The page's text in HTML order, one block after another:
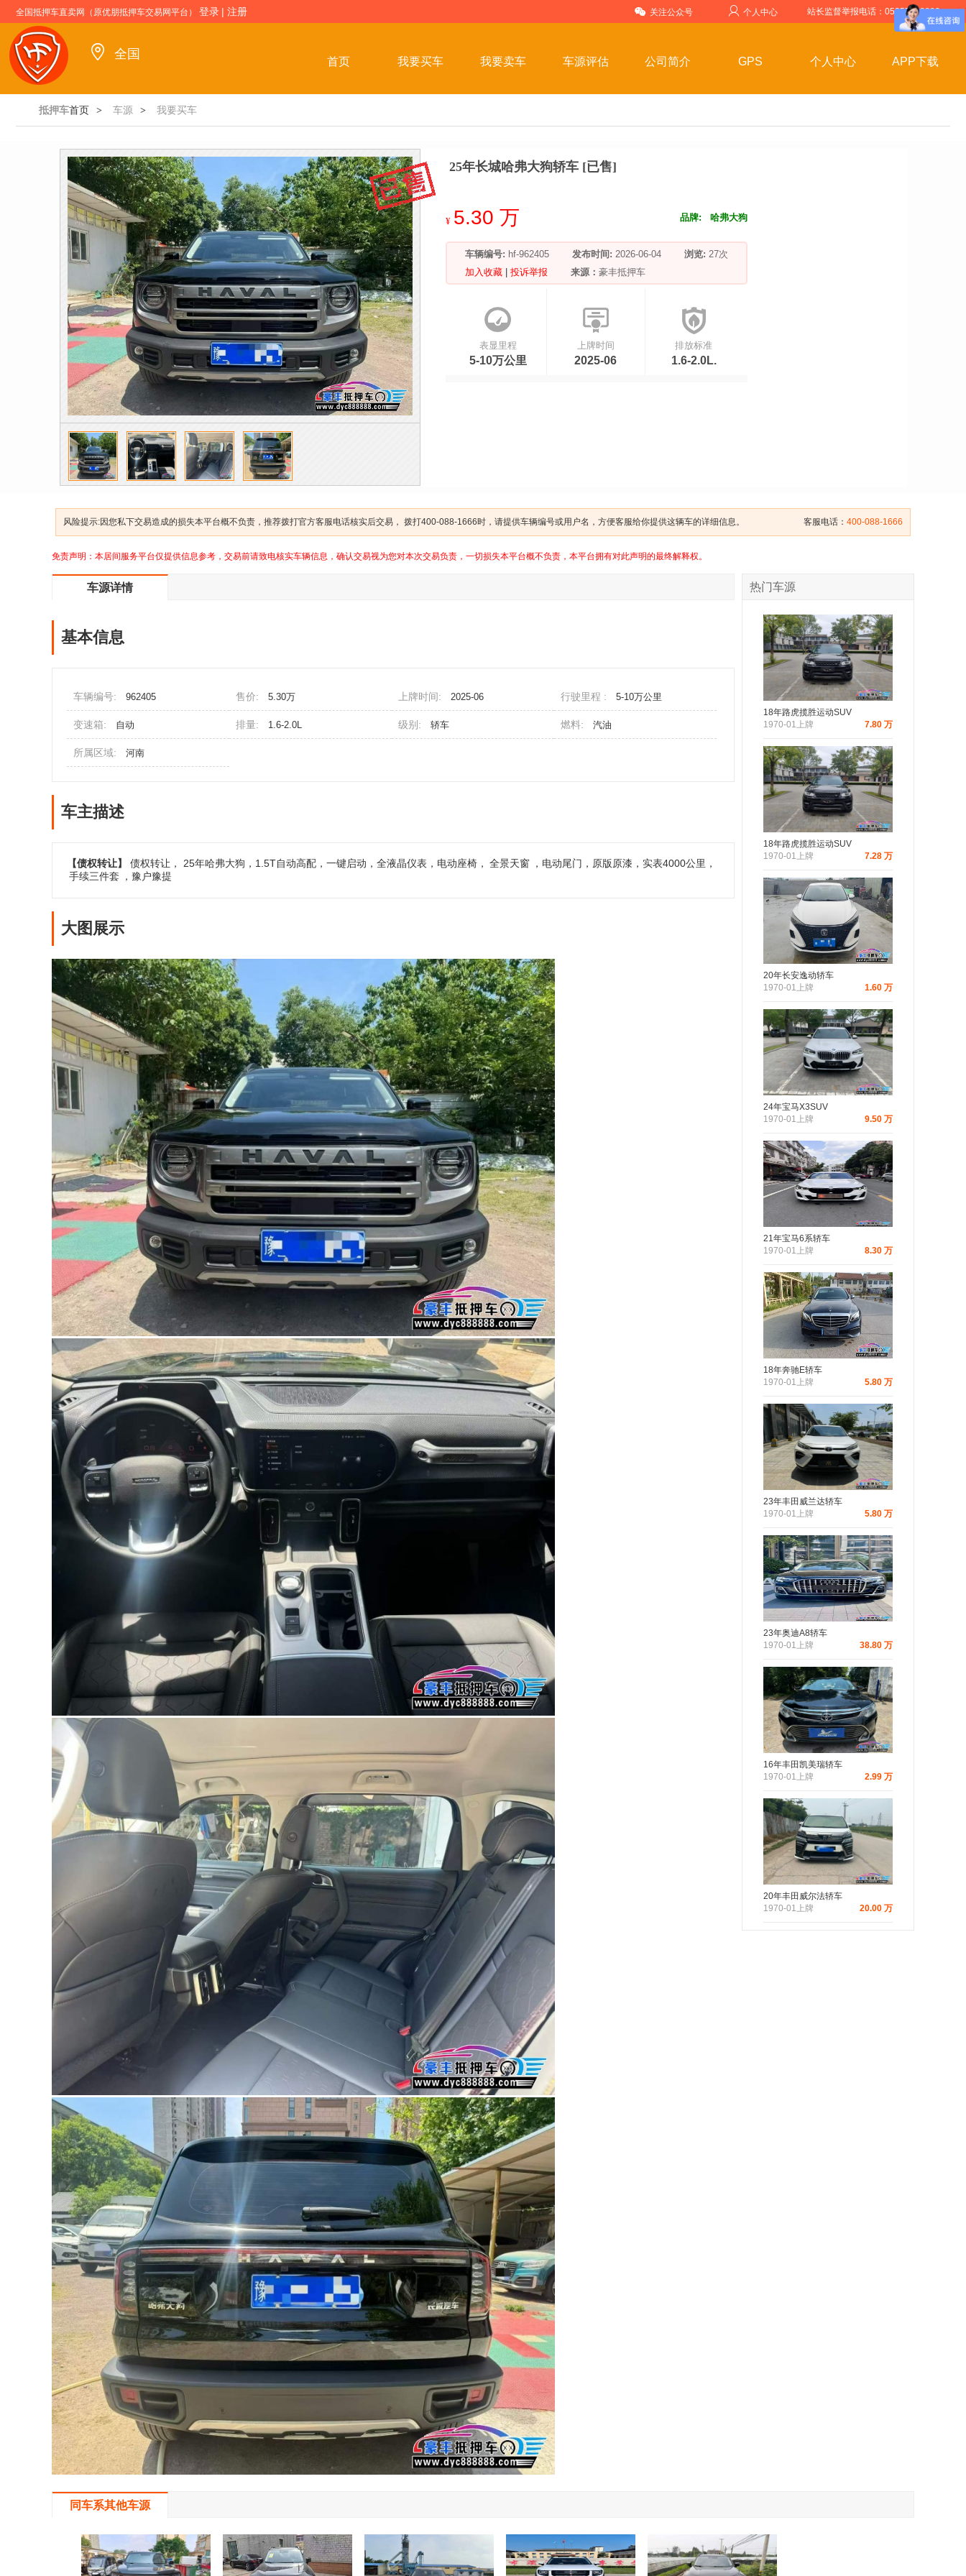
关注公众号 个人中心 站长监督举报电话：05357599999
全国抵押车直卖网（原优朋抵押车交易网平台） 登录 | 注册
全国
首页 我要买车 我要卖车 车源评估 公司简介 GPS 个人中心 APP下载
抵押车首页 > 车源 > 我要买车
25年长城哈弗大狗轿车 [已售]
¥ 5.30 万 品牌: 哈弗大狗
车辆编号: hf-962405 发布时间: 2026-06-04 浏览: 27次
加入收藏
投诉举报 来源： 豪丰抵押车
表显里程
5-10万公里
上牌时间
2025-06
排放标准
1.6-2.0L.
客服电话： 400-088-1666
风险提示:因您私下交易造成的损失本平台概不负责，推荐拨打官方客服电话核实后交易， 拨打400-088-1666时，请提供车辆编号或用户名，方便客服给你提供这辆车的详细信息。
免责声明：本居间服务平台仅提供信息参考，交易前请致电核实车辆信息，确认交易视为您对本次交易负责，一切损失本平台概不负责，本平台拥有对此声明的最终解释权。
车源详情
基本信息
车辆编号: 962405 售价: 5.30万 上牌时间: 2025-06 行驶里程 : 5-10万公里
变速箱: 自动 排量: 1.6-2.0L 级别: 轿车 燃料: 汽油
所属区域: 河南
车主描述
【债权转让】 债权转让， 25年哈弗大狗，1.5T自动高配，一键启动，全液晶仪表，电动座椅， 全景天窗 ，电动尾门，原版原漆，实表4000公里，
手续三件套
，豫户豫提
大图展示
热门车源
18年路虎揽胜运动SUV
1970-01上牌
7.80 万
18年路虎揽胜运动SUV
1970-01上牌
7.28 万
20年长安逸动轿车
1970-01上牌
1.60 万
24年宝马X3SUV
1970-01上牌
9.50 万
21年宝马6系轿车
1970-01上牌
8.30 万
18年奔驰E轿车
1970-01上牌
5.80 万
23年丰田威兰达轿车
1970-01上牌
5.80 万
23年奥迪A8轿车
1970-01上牌
38.80 万
16年丰田凯美瑞轿车
1970-01上牌
2.99 万
20年丰田威尔法轿车
1970-01上牌
20.00 万
同车系其他车源